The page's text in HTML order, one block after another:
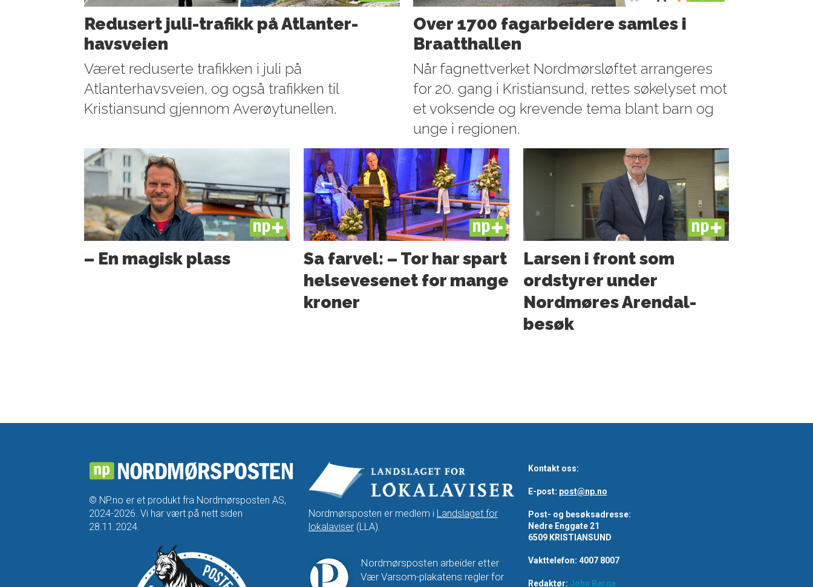
Redusert juli-trafikk på Atlanter­
havsveien
Været reduserte trafikken i juli på
Atlanterhavsveien, og også trafikken til
Kristiansund gjennom Averøytunellen.
Over 1700 fagarbeidere samles i
Braatthallen
Når fagnettverket Nordmørsløftet arrangeres
for 20. gang i Kristiansund, rettes søkelyset mot
et voksende og krevende tema blant barn og
unge i regionen.
PLUS
– En magisk plass
PLUS
Sa farvel: – Tor har spart
helsevesenet for mange
kroner
PLUS
Larsen i front som
ordstyrer under
Nordmøres Arendal-
besøk
© NP.no er et produkt fra Nordmørsposten AS,
2024-2026. Vi har vært på nett siden
28.11.2024.
Nordmørsposten er medlem i Landslaget for
lokalaviser(LLA).
Nordmørsposten arbeider etter
Vær Varsom-plakatens regler for
Kontakt oss:
E-post: post@np.no
Post- og besøksadresse:
Nedre Enggate 21
6509 KRISTIANSUND
Vakttelefon: 4007 8007
Redaktør: John Berge